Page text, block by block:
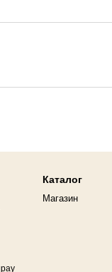
Каталог
Магазин